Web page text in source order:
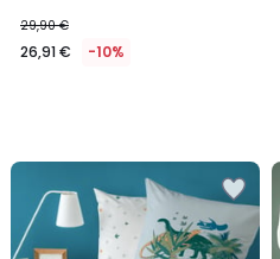
29,90 €
26,91 € -10%